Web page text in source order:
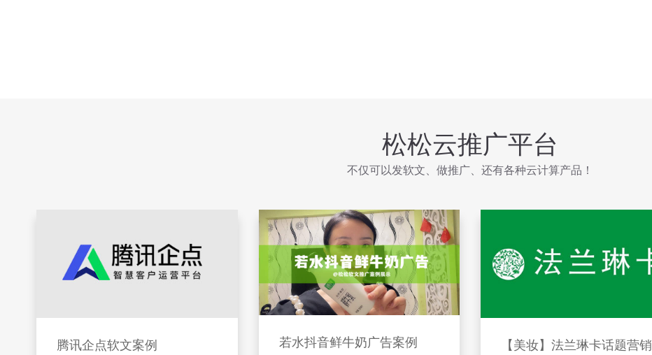
松松云推广平台
不仅可以发软文、做推广、还有各种云计算产品！
腾讯企点软文案例 若水抖音鲜牛奶广告案例 【美妆】法兰琳卡话题营销